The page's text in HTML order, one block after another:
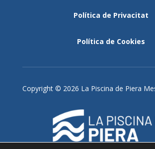
Política de Privacitat
Política de Cookies
Copyright © 2026 La Piscina de Piera